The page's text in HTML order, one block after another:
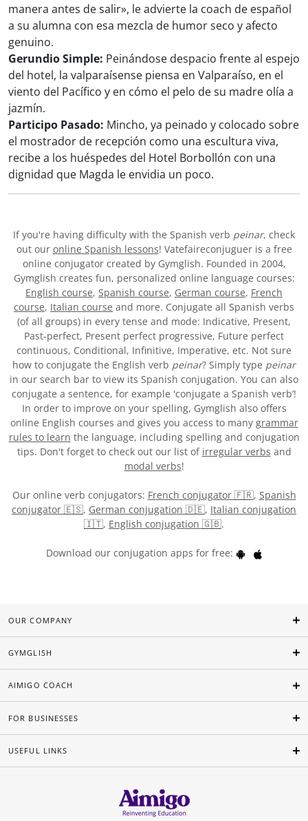
manera antes de salir», le advierte la coach de español
a su alumna con esa mezcla de humor seco y afecto
genuino.
Gerundio Simple: Peinándose despacio frente al espejo
del hotel, la valparaísense piensa en Valparaíso, en el
viento del Pacífico y en cómo el pelo de su madre olía a
jazmín.
Participo Pasado: Mincho, ya peinado y colocado sobre
el mostrador de recepción como una escultura viva,
recibe a los huéspedes del Hotel Borbollón con una
dignidad que Magda le envidia un poco.
If you're having difficulty with the Spanish verb peinar, check
out our online Spanish lessons! Vatefaireconjuguer is a free
online conjugator created by Gymglish. Founded in 2004,
Gymglish creates fun, personalized online language courses:
English course, Spanish course, German course, French
course, Italian course and more. Conjugate all Spanish verbs
(of all groups) in every tense and mode: Indicative, Present,
Past-perfect, Present perfect progressive, Future perfect
continuous, Conditional, Infinitive, Imperative, etc. Not sure
how to conjugate the English verb peinar? Simply type peinar
in our search bar to view its Spanish conjugation. You can also
conjugate a sentence, for example 'conjugate a Spanish verb’!
In order to improve on your spelling, Gymglish also offers
online English courses and gives you access to many grammar
rules to learn the language, including spelling and conjugation
tips. Don't forget to check out our list of irregular verbs and
modal verbs!
Our online verb conjugators: French conjugator 🇫🇷, Spanish
conjugator 🇪🇸, German conjugation 🇩🇪, Italian conjugation
🇮🇹, English conjugation 🇬🇧.
Download our conjugation apps for free:
OUR COMPANY
GYMGLISH
AIMIGO COACH
FOR BUSINESSES
USEFUL LINKS